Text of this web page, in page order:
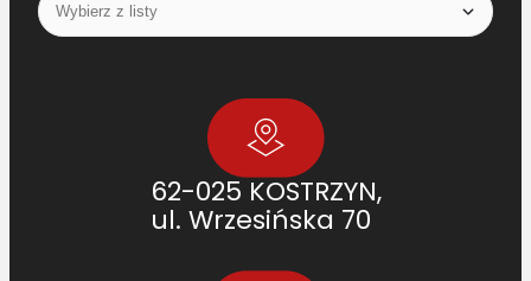
62-025 KOSTRZYN,
ul. Wrzesińska 70